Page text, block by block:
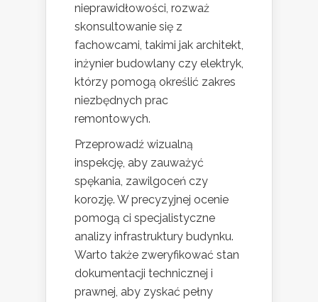
nieprawidłowości, rozważ
skonsultowanie się z
fachowcami, takimi jak architekt,
inżynier budowlany czy elektryk,
którzy pomogą określić zakres
niezbędnych prac
remontowych.
Przeprowadź wizualną
inspekcję, aby zauważyć
spękania, zawilgoceń czy
korozję. W precyzyjnej ocenie
pomogą ci specjalistyczne
analizy infrastruktury budynku.
Warto także zweryfikować stan
dokumentacji technicznej i
prawnej, aby zyskać pełny